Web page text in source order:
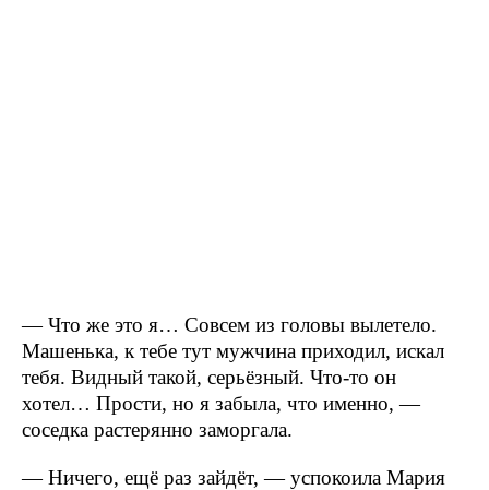
— Что же это я… Совсем из головы вылетело.
Машенька, к тебе тут мужчина приходил, искал
тебя. Видный такой, серьёзный. Что-то он
хотел… Прости, но я забыла, что именно, —
соседка растерянно заморгала.
— Ничего, ещё раз зайдёт, — успокоила Мария